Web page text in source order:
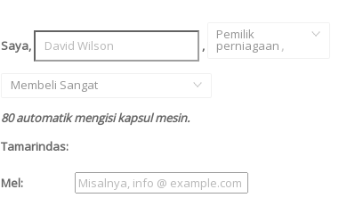
Saya, ,
Pemilik
perniagaan,
Membeli Sangat
80 automatik mengisi kapsul mesin.
Tamarindas:
Mel: